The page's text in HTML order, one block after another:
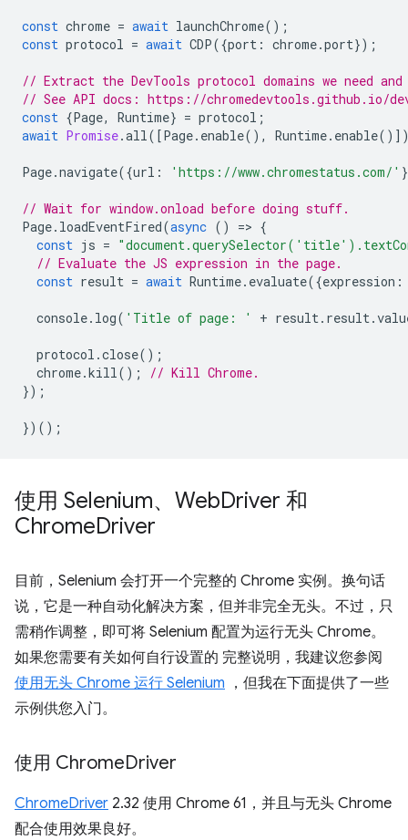
const chrome = await launchChrome();
const protocol = await CDP({port : chrome.port});
// Extract the DevTools protocol domains we need and
// See API docs: https://chromedevtools.github.io/
const {Page, Runtime} = protocol ;
await Promise.all([Page. enable(), Runtime. enable
Page.navigate({url : 'https://www.chromestatus.com/'
// Wait for window.onload before doing stuff.
Page. loadEventFired(async () => {
const js =
// Evaluate the JS expression in the page.
const result = await Runtime. evaluate({expression :
console. log( 'Title of page: ' + result. result.
protocol .close();
chrome.kill();
// Kill Chrome.
});
})();
使用 Selenium、WebDriver 和
ChromeDriver
目前，Selenium 会打开一个完整的 Chrome 实例。换句话
说，它是一种自动化解决方案，但并非完全无头。不过，只
需稍作调整，即可将 Selenium 配置为运行无头 Chrome。
如果您需要有关如何自行设置的 完整说明，我建议您参阅
使用无头 Chrome 运行 Selenium ，但我在下面提供了一些
示例供您入门。
使用 ChromeDriver
ChromeDriver 2.32 使用 Chrome 61，并且与无头 Chrome
配合使用效果良好。